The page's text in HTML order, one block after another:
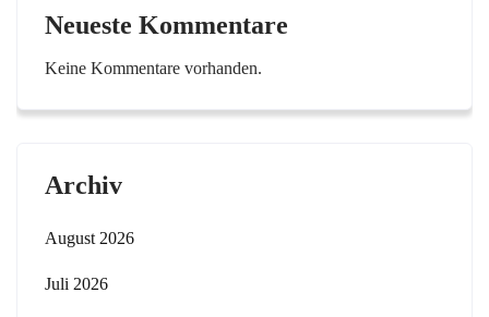
Neueste Kommentare
Keine Kommentare vorhanden.
Archiv
August 2026
Juli 2026